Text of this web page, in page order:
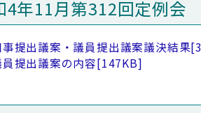
4年11月第312回定例会
提出議案・議員提出議案議決結果
員提出議案の内容[147KB]